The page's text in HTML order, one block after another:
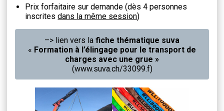
Prix forfaitaire sur demande (dès 4 personnes
inscritesdans la même session)
–> lien vers la fiche thématique suva
« Formation à l’élingage pour le transport de
charges avec une grue »
(www.suva.ch/33099.f)